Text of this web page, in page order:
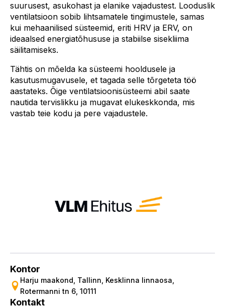
suurusest, asukohast ja elanike vajadustest. Looduslik
ventilatsioon sobib lihtsamatele tingimustele, samas
kui mehaanilised süsteemid, eriti HRV ja ERV, on
ideaalsed energiatõhususe ja stabiilse sisekliima
säilitamiseks.
Tähtis on mõelda ka süsteemi hooldusele ja
kasutusmugavusele, et tagada selle tõrgeteta töö
aastateks. Õige ventilatsioonisüsteemi abil saate
nautida tervislikku ja mugavat elukeskkonda, mis
vastab teie kodu ja pere vajadustele.
Kontor
Harju maakond, Tallinn, Kesklinna linnaosa,
Rotermanni tn 6, 10111
Kontakt